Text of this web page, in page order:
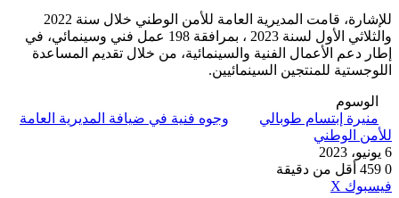
للإشارة، قامت المديرية العامة للأمن الوطني خلال سنة 2022
والثلاثي الأول لسنة 2023 ، بمرافقة 198 عمل فني وسينمائي، في
إطار دعم الأعمال الفنية والسينمائية، من خلال تقديم المساعدة
اللوجستية للمنتجين السينمائيين.
الوسوم
منيرة إبتسام طوبالي
وجوه فنية في ضيافة المديرية العامة
للأمن الوطني
6 يونيو، 2023
0
أقل من دقيقة
فيسبوك ‫X